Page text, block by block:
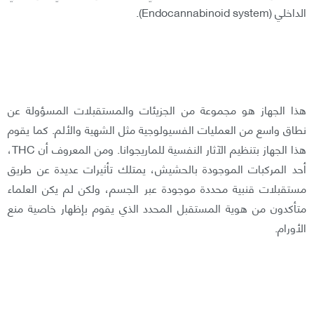
الداخلي (Endocannabinoid system).
هذا الجهاز هو مجموعة من الجزيئات والمستقبلات المسؤولة عن
نطاق واسع من العمليات الفسيولوجية مثل الشهية والألم. كما يقوم
هذا الجهاز بتنظيم الآثار النفسية للماريجوانا. ومن المعروف أن THC،
أحد المركبات الموجودة بالحشيش، يمتلك تأثيرات عديدة عن طريق
مستقبلات قنبية محددة موجودة عبر الجسم، ولكن لم يكن العلماء
متأكدون من هوية المستقبل المحدد الذي يقوم بإظهار خاصية منع
الأورام.